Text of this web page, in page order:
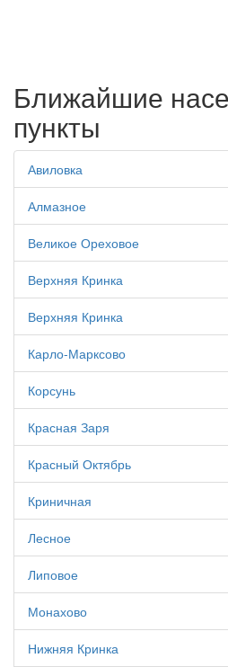
Ближайшие
пункты
Авиловка
Алмазное
Великое Ореховое
Верхняя Кринка
Верхняя Кринка
Карло-Марксово
Корсунь
Красная Заря
Красный Октябрь
Криничная
Лесное
Липовое
Монахово
Нижняя Кринка